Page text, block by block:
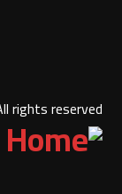
rights reserved